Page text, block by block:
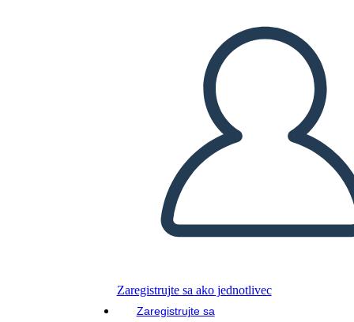
Zaregistrujte sa ako jednotlivec
Zaregistrujte sa
VYTVORIŤ STORYBOARD
PREHRAŤ PREZENTÁCIU
ČÍTAJ MI